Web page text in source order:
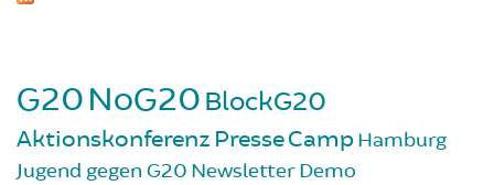
G20NoG20 BlockG20
Aktionskonferenz PresseCampHamburg
Jugend gegen G20 NewsletterDemo